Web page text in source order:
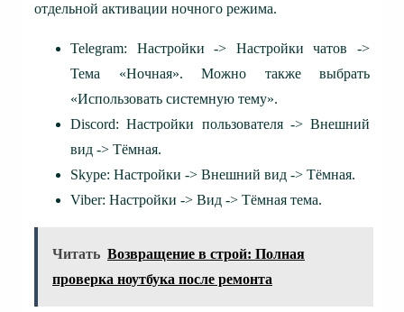
отдельной активации ночного режима.
Telegram: Настройки -> Настройки чатов ->
Тема «Ночная». Можно также выбрать
«Использовать системную тему».
Discord: Настройки пользователя -> Внешний
вид -> Тёмная.
Skype: Настройки -> Внешний вид -> Тёмная.
Viber: Настройки -> Вид -> Тёмная тема.
Читать Возвращение в строй: Полная
проверка ноутбука после ремонта